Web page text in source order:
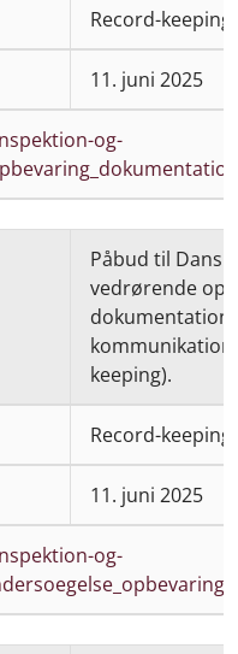
Record-keeping
11. juni 2025
og-
Påbud til
vedrørende
dokumentation
keeping).
Record-keeping
11. juni 2025
og-